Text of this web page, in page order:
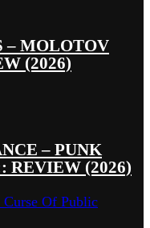
– MOLOTOV
(2026)
– PUNK
REVIEW (2026)